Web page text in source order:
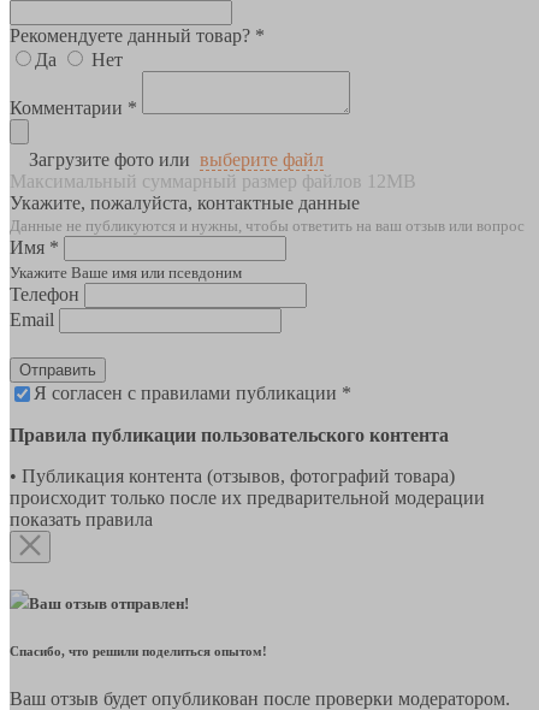
Рекомендуете данный товар? *
Да
Нет
Комментарии *
Загрузите фото или выберите файл
Максимальный суммарный размер файлов 12MB
Укажите, пожалуйста, контактные данные
Данные не публикуются и нужны, чтобы ответить на ваш отзыв или вопрос
Имя *
Укажите Ваше имя или псевдоним
Телефон
Email
Отправить
Я согласен с правилами публикации *
Правила публикации пользовательского контента
• Публикация контента (отзывов, фотографий товара)
происходит только после их предварительной модерации
показать правила
Ваш отзыв отправлен!
Спасибо, что решили поделиться опытом!
Ваш отзыв будет опубликован после проверки модератором.